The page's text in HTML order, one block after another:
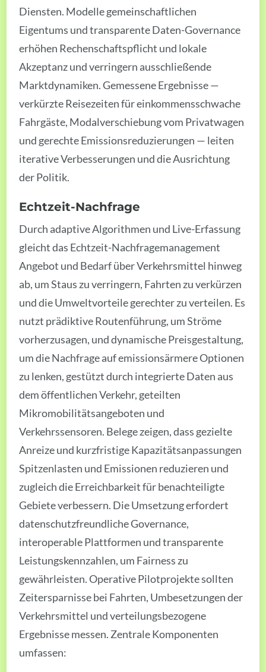
Diensten. Modelle gemeinschaftlichen
Eigentums und transparente Daten-Governance
erhöhen Rechenschaftspflicht und lokale
Akzeptanz und verringern ausschließende
Marktdynamiken. Gemessene Ergebnisse —
verkürzte Reisezeiten für einkommensschwache
Fahrgäste, Modalverschiebung vom Privatwagen
und gerechte Emissionsreduzierungen — leiten
iterative Verbesserungen und die Ausrichtung
der Politik.
Echtzeit-Nachfrage
Durch adaptive Algorithmen und Live-Erfassung
gleicht das Echtzeit-Nachfragemanagement
Angebot und Bedarf über Verkehrsmittel hinweg
ab, um Staus zu verringern, Fahrten zu verkürzen
und die Umweltvorteile gerechter zu verteilen. Es
nutzt prädiktive Routenführung, um Ströme
vorherzusagen, und dynamische Preisgestaltung,
um die Nachfrage auf emissionsärmere Optionen
zu lenken, gestützt durch integrierte Daten aus
dem öffentlichen Verkehr, geteilten
Mikromobilitätsangeboten und
Verkehrssensoren. Belege zeigen, dass gezielte
Anreize und kurzfristige Kapazitätsanpassungen
Spitzenlasten und Emissionen reduzieren und
zugleich die Erreichbarkeit für benachteiligte
Gebiete verbessern. Die Umsetzung erfordert
datenschutzfreundliche Governance,
interoperable Plattformen und transparente
Leistungskennzahlen, um Fairness zu
gewährleisten. Operative Pilotprojekte sollten
Zeitersparnisse bei Fahrten, Umbesetzungen der
Verkehrsmittel und verteilungsbezogene
Ergebnisse messen. Zentrale Komponenten
umfassen: